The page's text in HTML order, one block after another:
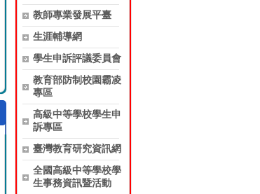
教師專業發展平臺
生涯輔導網
學生申訴評議委員會
教育部防制校園霸凌
專區
高級中等學校學生申
訴專區
臺灣教育研究資訊網
全國高級中等學校學
生事務資訊暨活動